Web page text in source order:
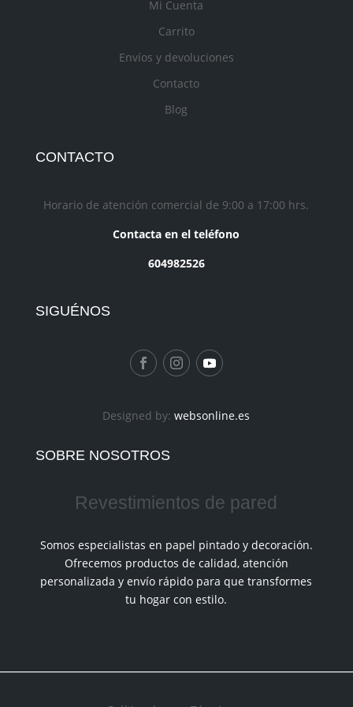
Mi Cuenta
Carrito
Envíos y devoluciones
Contacto
Blog
CONTACTO
Horario de atención comercial de 9:00 a 17:00 hrs.
Contacta en el teléfono
604982526
SIGUÉNOS
Designed by:websonline.es
SOBRE NOSOTROS
Revestimientos de pared
Somos especialistas en papel pintado y decoración.
Ofrecemos productos de calidad, atención
personalizada y envío rápido para que transformes
tu hogar con estilo.